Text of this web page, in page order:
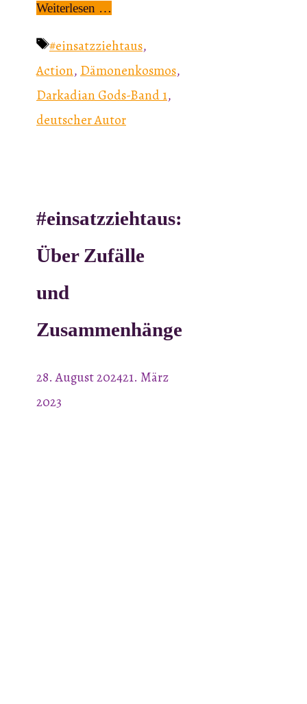
Weiterlesen …
Schlagwörter
#einsatzziehtaus,
Action,Dämonenkosmos,
Darkadian Gods-Band 1,
deutscher Autor
#einsatzziehtaus:
Über Zufälle
und
Zusammenhänge
28. August 202421. März
2023